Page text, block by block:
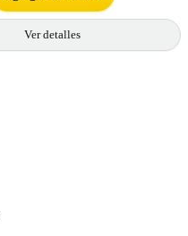
Ver detalles